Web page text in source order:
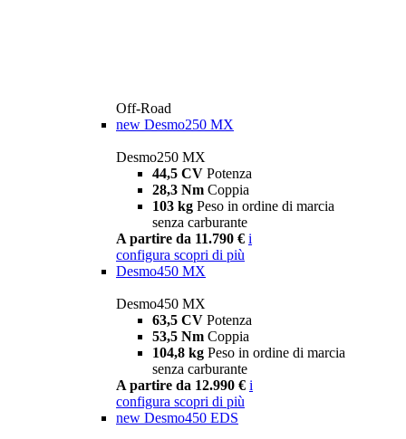
Off-Road
new Desmo250 MX
Desmo250 MX
44,5 CV Potenza
28,3 Nm Coppia
103 kg Peso in ordine di marcia
senza carburante
A partire da 11.790 € i
configura scopri di più
Desmo450 MX
Desmo450 MX
63,5 CV Potenza
53,5 Nm Coppia
104,8 kg Peso in ordine di marcia
senza carburante
A partire da 12.990 € i
configura scopri di più
new Desmo450 EDS